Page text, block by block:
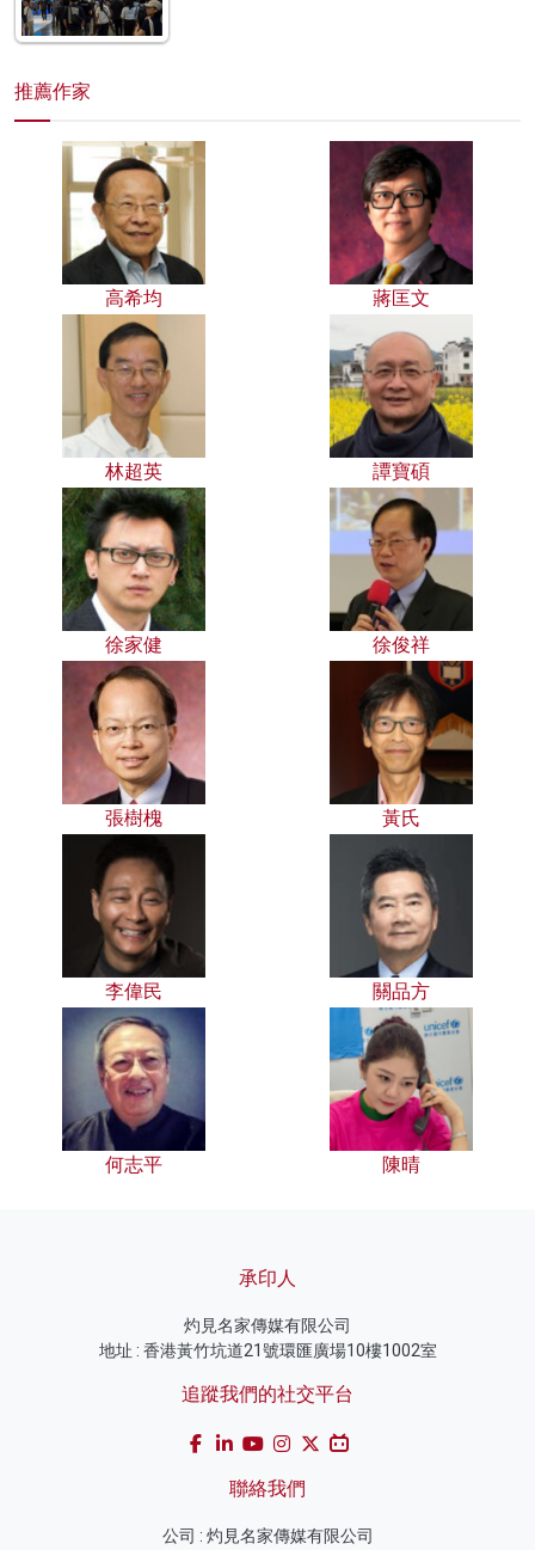
推薦作家
高希均 蔣匡文
林超英 譚寶碩
徐家健 徐俊祥
張樹槐 黃氏
李偉民 關品方
何志平 陳晴
承印人
灼見名家傳媒有限公司
地址 : 香港黃竹坑道21號環匯廣場10樓1002室
追蹤我們的社交平台
聯絡我們
公司 : 灼見名家傳媒有限公司